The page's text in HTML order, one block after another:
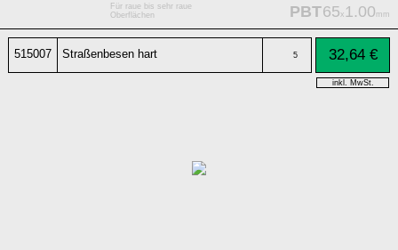
Für raue bis sehr raue
Oberflächen
PBT65x 1.00 mm
515007 Straßenbesen hart 5 32,64 €
inkl. MwSt.